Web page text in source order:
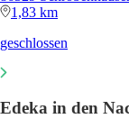
1,83 km
geschlossen
Edeka in den